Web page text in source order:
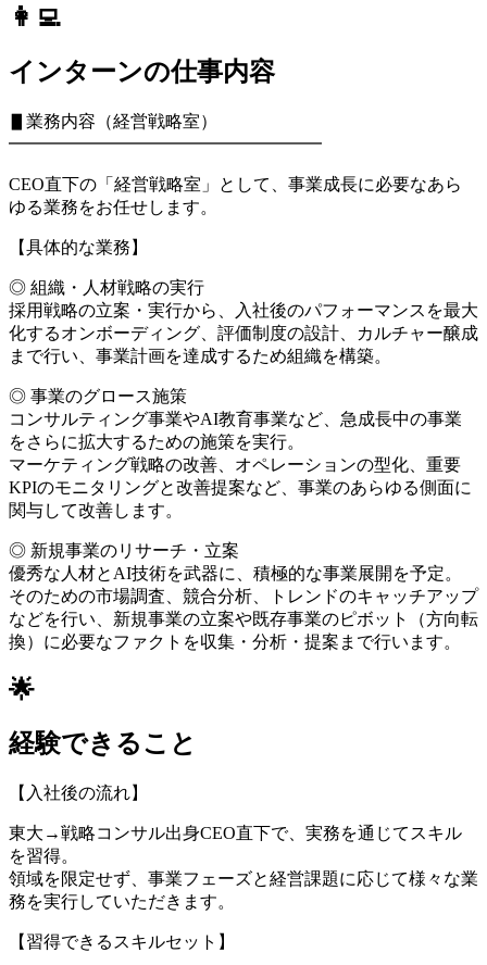
👩‍💻
インターンの仕事内容
▋業務内容（経営戦略室）
━━━━━━━━━━━━━━━━━━
CEO直下の「経営戦略室」として、事業成長に必要なあら
ゆる業務をお任せします。
【具体的な業務】
◎ 組織・人材戦略の実行
採用戦略の立案・実行から、入社後のパフォーマンスを最大
化するオンボーディング、評価制度の設計、カルチャー醸成
まで行い、事業計画を達成するため組織を構築。
◎ 事業のグロース施策
コンサルティング事業やAI教育事業など、急成長中の事業
をさらに拡大するための施策を実行。
マーケティング戦略の改善、オペレーションの型化、重要
KPIのモニタリングと改善提案など、事業のあらゆる側面に
関与して改善します。
◎ 新規事業のリサーチ・立案
優秀な人材とAI技術を武器に、積極的な事業展開を予定。
そのための市場調査、競合分析、トレンドのキャッチアップ
などを行い、新規事業の立案や既存事業のピボット（方向転
換）に必要なファクトを収集・分析・提案まで行います。
🌟
経験できること
【入社後の流れ】
東大→戦略コンサル出身CEO直下で、実務を通じてスキル
を習得。
領域を限定せず、事業フェーズと経営課題に応じて様々な業
務を実行していただきます。
【習得できるスキルセット】